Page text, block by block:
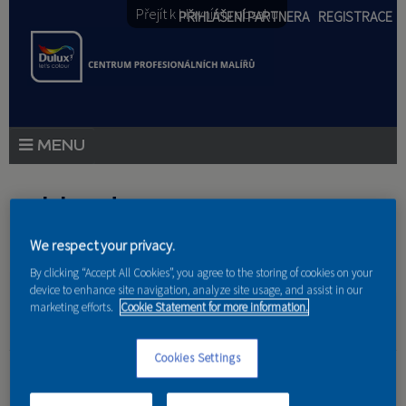
Přejít k hlavnímu obsahu
PŘIHLÁŠENÍ PARTNERA REGISTRACE
PORADENSTVÍ
AKCE A NOVINKY
PARTNEŘI
Jste zde
Domů»Partneri
2HL Prague s.r.o.
We respect your privacy.
By clicking “Accept All Cookies”, you agree to the storing of cookies on your
device to enhance site navigation, analyze site usage, and assist in our
marketing efforts. Cookie Statement for more information.
Cookies Settings